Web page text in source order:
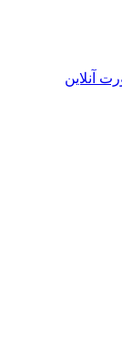
آنلاین